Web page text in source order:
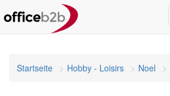
Startseite
Hobby - Loisirs Noel